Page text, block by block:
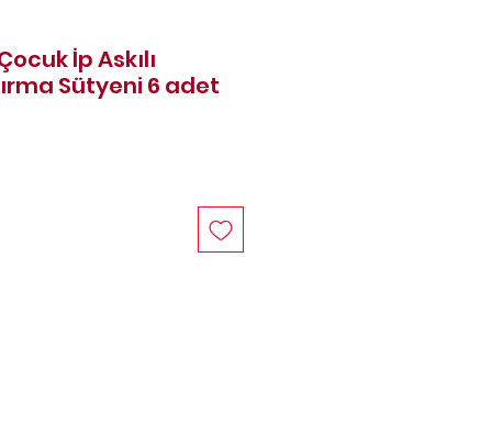
İp Askılı
Sütyeni 6 adet